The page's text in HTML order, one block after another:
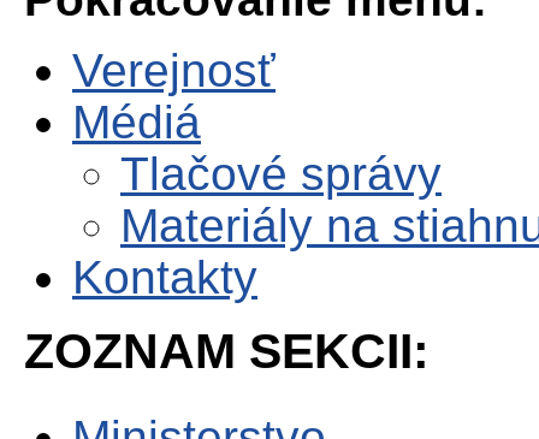
Verejnosť
Médiá
Tlačové správy
Materiály na
Kontakty
ZOZNAM SEKCII: